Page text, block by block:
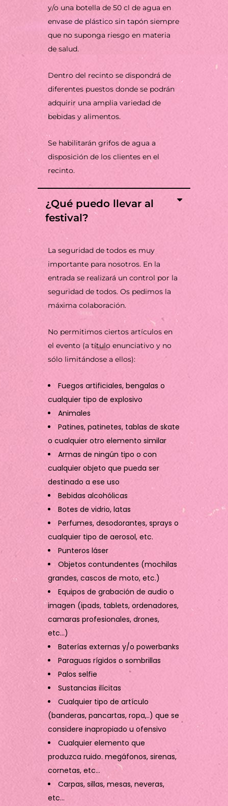
y/o una botella de 50 cl de agua en
envase de plástico sin tapón siempre
que no suponga riesgo en materia
de salud.
Dentro del recinto se dispondrá de
diferentes puestos donde se podrán
adquirir una amplia variedad de
bebidas y alimentos.
Se habilitarán grifos de agua a
disposición de los clientes en el
recinto.
¿Qué puedo llevar al
festival?
La seguridad de todos es muy
importante para nosotros. En la
entrada se realizará un control por la
seguridad de todos. Os pedimos la
máxima colaboración.
No permitimos ciertos artículos en
el evento (a título enunciativo y no
sólo limitándose a ellos):
Fuegos artificiales, bengalas o
cualquier tipo de explosivo
Animales
Patines, patinetes, tablas de skate
o cualquier otro elemento similar
Armas de ningún tipo o con
cualquier objeto que pueda ser
destinado a ese uso
Bebidas alcohólicas
Botes de vidrio, latas
Perfumes, desodorantes, sprays o
cualquier tipo de aerosol, etc.
Punteros láser
Objetos contundentes (mochilas
grandes, cascos de moto, etc.)
Equipos de grabación de audio o
imagen (ipads, tablets, ordenadores,
camaras profesionales, drones,
etc…)
Baterías externas y/o powerbanks
Paraguas rígidos o sombrillas
Palos selfie
Sustancias ilícitas
Cualquier tipo de artículo
(banderas, pancartas, ropa,..) que se
considere inapropiado u ofensivo
Cualquier elemento que
produzca ruido. megáfonos, sirenas,
cornetas, etc…
Carpas, sillas, mesas, neveras,
etc…